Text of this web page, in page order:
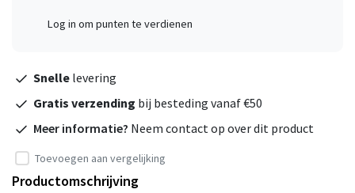
Log in om punten te verdienen
Snelle levering
Gratis verzending bij besteding vanaf €50
Meer informatie? Neem contact op over dit product
Toevoegen aan vergelijking
Productomschrijving